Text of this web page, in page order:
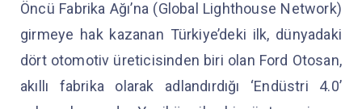
Öncü Fabrika Ağı’na (Global Lighthouse Network)
girmeye hak kazanan Türkiye’deki ilk, dünyadaki
dört otomotiv üreticisinden biri olan Ford Otosan,
akıllı fabrika olarak adlandırdığı ‘Endüstri 4.0’